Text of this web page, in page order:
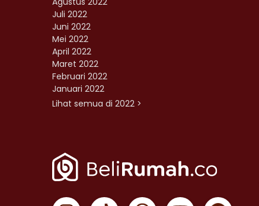
Juli 2022
Juni 2022
Mei 2022
April 2022
Maret 2022
Februari 2022
Januari 2022
Lihat semua di 2022 >